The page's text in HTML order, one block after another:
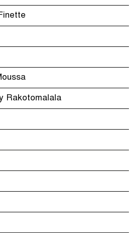
Rakotomalala